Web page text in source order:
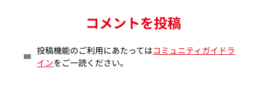
コメントを投稿
投稿機能のご利用にあたってはコミュニティガイドラ
インをご一読ください。